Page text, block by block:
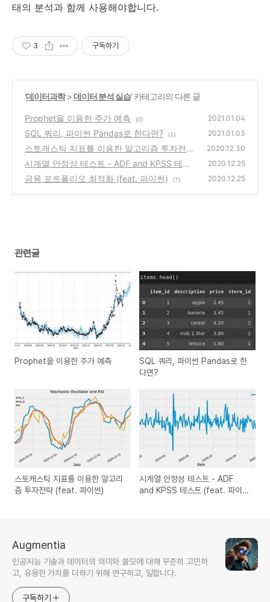
태의 분석과 함께 사용해야합니다.
3 구독하기
'데이터과학>데이터 분석 실습' 카테고리의 다른 글
Prophet을 이용한 주가 예측 (0) 2021.01.04
SQL 쿼리, 파이썬 Pandas로 한다면? (1) 2021.01.03
스토캐스틱 지표를 이용한 알고리즘 투자전략
(feat. 파이썬)
(0)
2020.12.30
시계열 안정성 테스트 - ADF and KPSS 테스
트 (feat. 파이썬)
(5)
2020.12.25
금융 포트폴리오 최적화 (feat. 파이썬) (7) 2020.12.25
관련글
Prophet을 이용한 주가 예측
SQL 쿼리, 파이썬 Pandas로 한
다면?
스토캐스틱 지표를 이용한 알고리
즘 투자전략 (feat. 파이썬)
시계열 안정성 테스트 - ADF
and KPSS 테스트 (feat. 파이
Augmentia
인공지능 기술과 데이터의 의미와 쓸모에 대해 꾸준히 고민하
고, 유용한 가치를 더하기 위해 연구하고, 일합니다.
구독하기